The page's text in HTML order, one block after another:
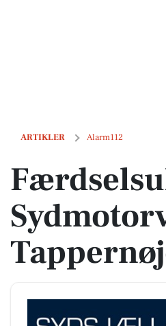
ARTIKLER Alarm112
Færdselsuheld på Sydmotorvejen